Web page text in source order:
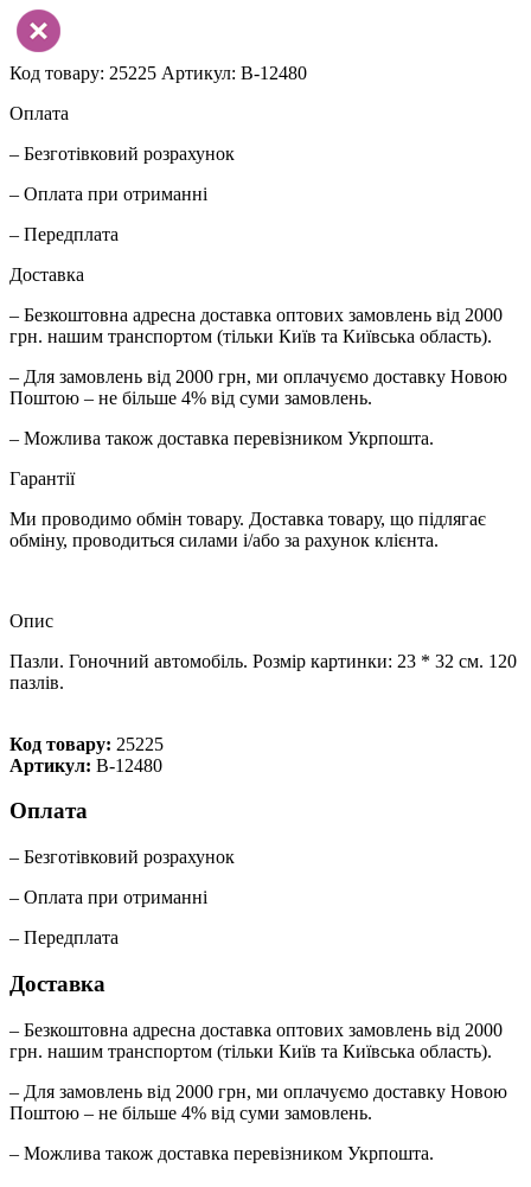
Код товару: 25225 Артикул: В-12480
Оплата
– Безготівковий розрахунок
– Оплата при отриманні
– Передплата
Доставка
– Безкоштовна адресна доставка оптових замовлень від 2000
грн. нашим транспортом (тільки Київ та Київська область).
– Для замовлень від 2000 грн, ми оплачуємо доставку Новою
Поштою – не більше 4% від суми замовлень.
– Можлива також доставка перевізником Укрпошта.
Гарантії
Ми проводимо обмін товару. Доставка товару, що підлягає
обміну, проводиться силами і/або за рахунок клієнта.
Опис
Пазли. Гоночний автомобіль. Розмір картинки: 23 * 32 см. 120
пазлів.
Код товару: 25225
Артикул: В-12480
Оплата
– Безготівковий розрахунок
– Оплата при отриманні
– Передплата
Доставка
– Безкоштовна адресна доставка оптових замовлень від 2000
грн. нашим транспортом (тільки Київ та Київська область).
– Для замовлень від 2000 грн, ми оплачуємо доставку Новою
Поштою – не більше 4% від суми замовлень.
– Можлива також доставка перевізником Укрпошта.